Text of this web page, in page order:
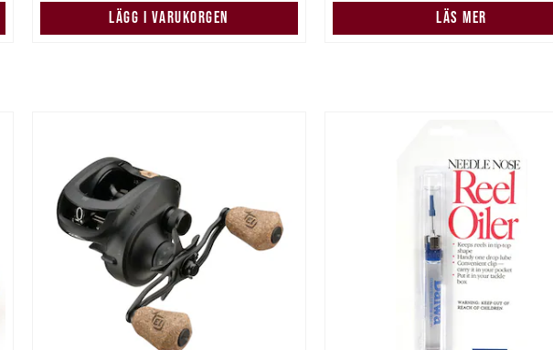
LÄGG I VARUKORGEN LÄS MER